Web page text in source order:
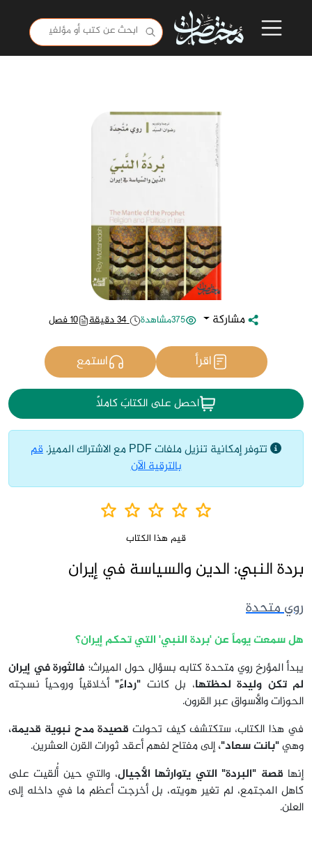
مشاركة 375مشاهدة 34 دقيقة 10 فصل
اقرأ استمع
احصل على الكتابَ كاملاً
تتوفر إمكانية تنزيل ملفات PDF مع الاشتراك المميز.
قم
بالترقية الآن
قيم هذا الكتاب
بردة النبي: الدين والسياسة في إيران
روي متحدة
هل سمعت يوماً عن 'بردة النبي' التي تحكم إيران؟
يبدأ المؤرخ روي متحدة كتابه بسؤال حول الميراث؛فالثورة في إيران
لم تكن وليدة لحظتها، بل كانت "رداءً"أخلاقياً وروحياً نسجته
الحوزات والأسواق عبر القرون.
في هذا الكتاب، ستكتشف كيف تحولت قصيدة مدح نبوية قديمة،
وهي"بانت سعاد"،إلى مفتاح لفهم أعقد ثورات القرن العشرين.
إنها قصة "البردة" التي يتوارثها الأجيال، والتي حين أُلقيت على
كاهل المجتمع، لم تغير هويته، بل أخرجت أعظم ما في داخله إلى
العلن.